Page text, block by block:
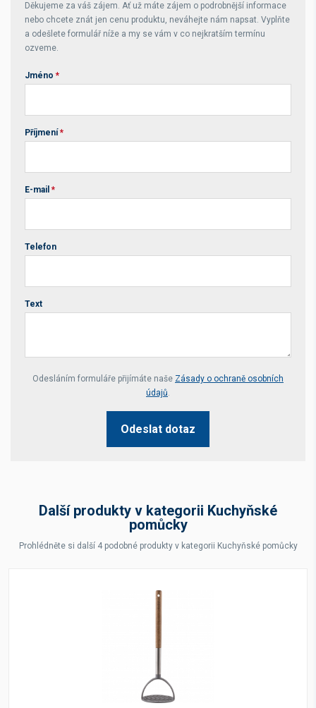
Děkujeme za váš zájem. Ať už máte zájem o podrobnější informace
nebo chcete znát jen cenu produktu, neváhejte nám napsat. Vyplňte
a odešlete formulář níže a my se vám v co nejkratším termínu
ozveme.
Jméno *
Příjmení *
E-mail *
Telefon
Text
Your website *
Odesláním formuláře přijímáte naše Zásady o ochraně osobních
údajů.
Odeslat dotaz
Další produkty v kategorii Kuchyňské
pomůcky
Prohlédněte si další 4 podobné produkty v kategorii Kuchyňské pomůcky